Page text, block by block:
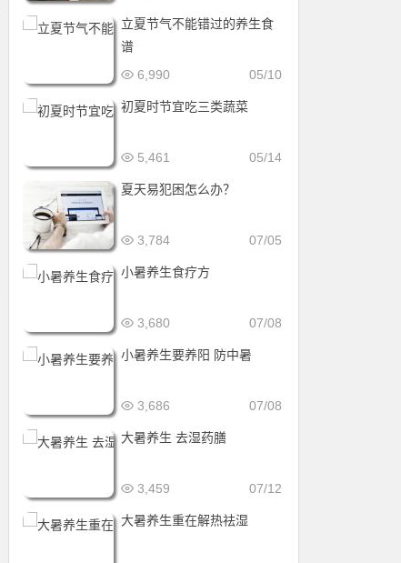
立夏节气不能错过的养生食
谱
05/10
6,990
初夏时节宜吃三类蔬菜
05/14
5,461
夏天易犯困怎么办？
07/05
3,784
小暑养生食疗方
07/08
3,680
小暑养生要养阳 防中暑
07/08
3,686
大暑养生 去湿药膳
07/12
3,459
大暑养生重在解热祛湿